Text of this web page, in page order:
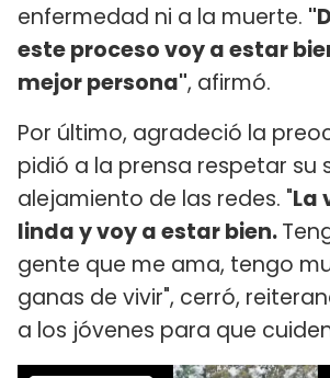
enfermedad ni a la muerte.
este proceso voy a estar
mejor persona", afirmó.
Por último, agradeció la
pidió a la prensa respetar su
alejamiento de las redes. "La
linda y voy a estar bien.
gente que me ama, tengo
ganas de vivir", cerró,
a los jóvenes para que